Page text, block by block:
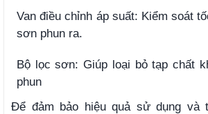
Van điều chỉnh áp suất: Kiểm soát
sơn phun ra.
Bộ lọc sơn: Giúp loại bỏ tạp chất
phun
Để đảm bảo hiệu quả sử dụng và